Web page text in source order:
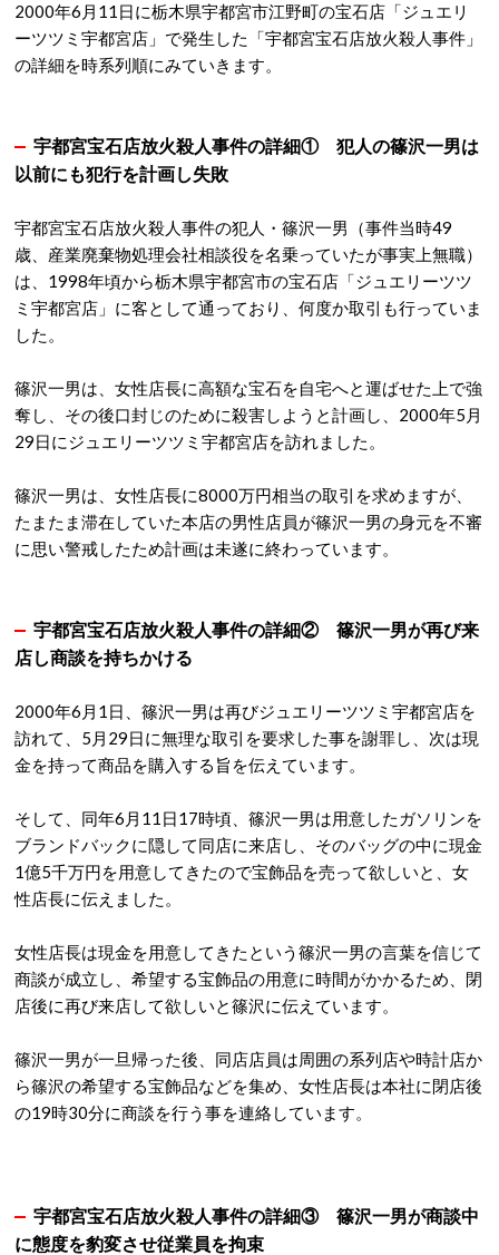
2000年6月11日に栃木県宇都宮市江野町の宝石店「ジュエリ
ーツツミ宇都宮店」で発生した「宇都宮宝石店放火殺人事件」
の詳細を時系列順にみていきます。
宇都宮宝石店放火殺人事件の詳細① 犯人の篠沢一男は
以前にも犯行を計画し失敗
宇都宮宝石店放火殺人事件の犯人・篠沢一男（事件当時49
歳、産業廃棄物処理会社相談役を名乗っていたが事実上無職）
は、1998年頃から栃木県宇都宮市の宝石店「ジュエリーツツ
ミ宇都宮店」に客として通っており、何度か取引も行っていま
した。
篠沢一男は、女性店長に高額な宝石を自宅へと運ばせた上で強
奪し、その後口封じのために殺害しようと計画し、2000年5月
29日にジュエリーツツミ宇都宮店を訪れました。
篠沢一男は、女性店長に8000万円相当の取引を求めますが、
たまたま滞在していた本店の男性店員が篠沢一男の身元を不審
に思い警戒したため計画は未遂に終わっています。
宇都宮宝石店放火殺人事件の詳細② 篠沢一男が再び来
店し商談を持ちかける
2000年6月1日、篠沢一男は再びジュエリーツツミ宇都宮店を
訪れて、5月29日に無理な取引を要求した事を謝罪し、次は現
金を持って商品を購入する旨を伝えています。
そして、同年6月11日17時頃、篠沢一男は用意したガソリンを
ブランドバックに隠して同店に来店し、そのバッグの中に現金
1億5千万円を用意してきたので宝飾品を売って欲しいと、女
性店長に伝えました。
女性店長は現金を用意してきたという篠沢一男の言葉を信じて
商談が成立し、希望する宝飾品の用意に時間がかかるため、閉
店後に再び来店して欲しいと篠沢に伝えています。
篠沢一男が一旦帰った後、同店店員は周囲の系列店や時計店か
ら篠沢の希望する宝飾品などを集め、女性店長は本社に閉店後
の19時30分に商談を行う事を連絡しています。
宇都宮宝石店放火殺人事件の詳細③ 篠沢一男が商談中
に態度を豹変させ従業員を拘束